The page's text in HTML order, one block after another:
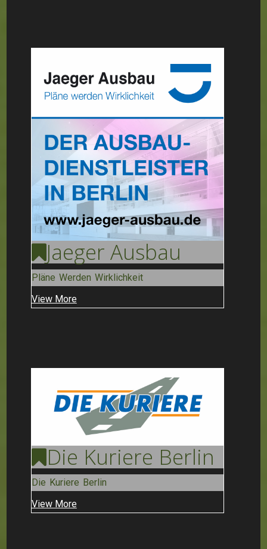
Jaeger Ausbau
Pläne Werden Wirklichkeit
View More
Die Kuriere Berlin
Die Kuriere Berlin
View More